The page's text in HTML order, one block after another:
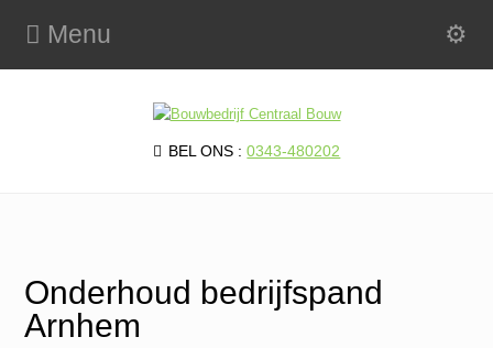
Menu
BEL ONS :0343-480202
Onderhoud bedrijfspand
Arnhem